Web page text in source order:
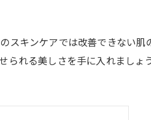
キンケアでは改善できない
れる美しさを手に入れましょう